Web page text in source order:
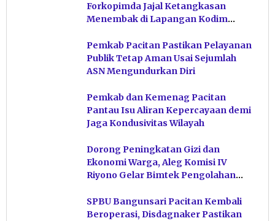
Forkopimda Jajal Ketangkasan
Menembak di Lapangan Kodim
Pemkab Pacitan Pastikan Pelayanan
Publik Tetap Aman Usai Sejumlah
ASN Mengundurkan Diri
Pemkab dan Kemenag Pacitan
Pantau Isu Aliran Kepercayaan demi
Jaga Kondusivitas Wilayah
Dorong Peningkatan Gizi dan
Ekonomi Warga, Aleg Komisi IV
Riyono Gelar Bimtek Pengolahan
SPBU Bangunsari Pacitan Kembali
Beroperasi, Disdagnaker Pastikan